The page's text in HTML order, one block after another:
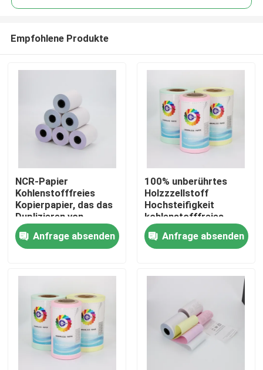
Zu Hause
Produkte
Über uns
Empfohlene Produkte
NCR-Papier
Kohlenstofffreies
Kopierpapier, das das
Duplizieren von
Dokumenten mit klar
lesbaren Kopien
ermöglicht, perfekt
Geschäftszwecke
Anfrage absenden
100% unberührtes
Holzzzellstoff
Hochsteifigkeit
kohlenstofffreies
NCR-Papier,
Mikrophorpapier
Anfrage absenden